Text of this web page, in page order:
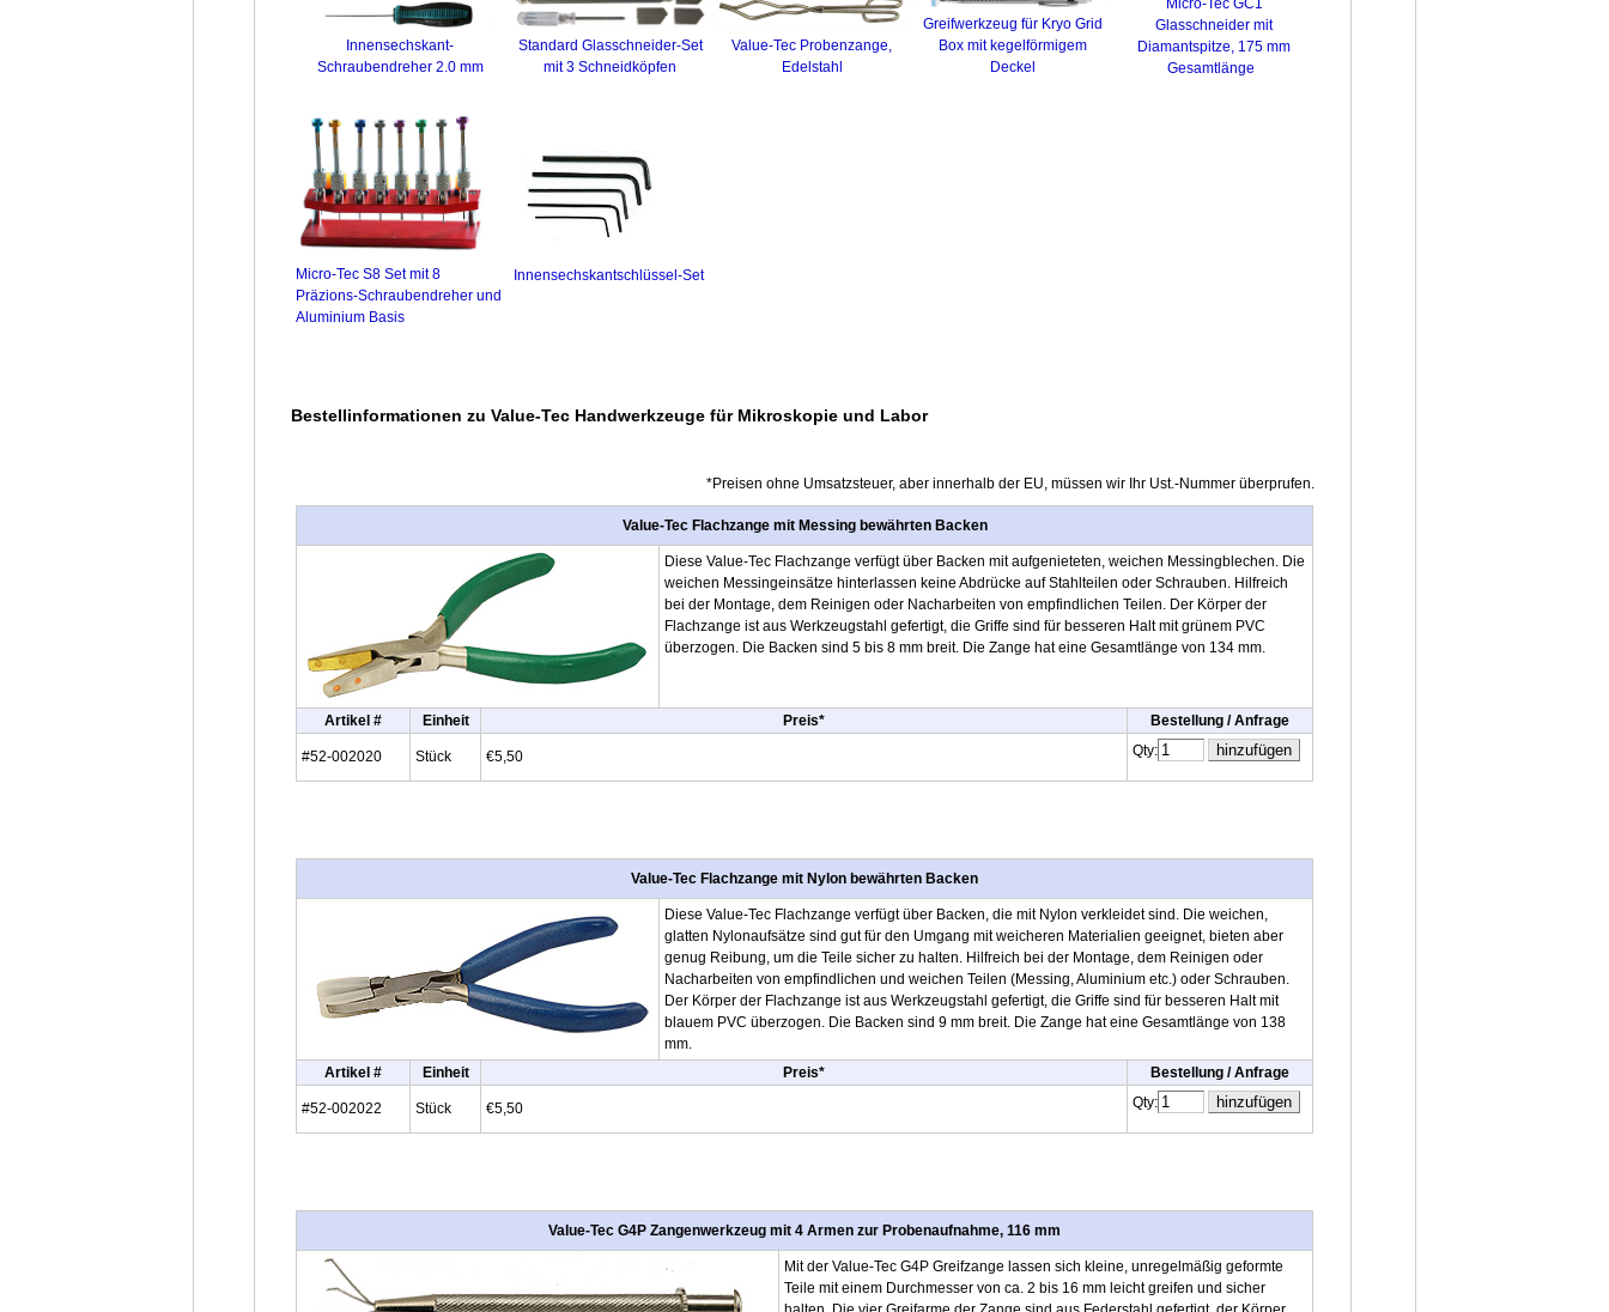
Innensechskant-
Schraubendreher 2.0 mm
Standard Glasschneider-Set
mit 3 Schneidköpfen
Value-Tec Probenzange,
Edelstahl
Greifwerkzeug für Kryo Grid
Box mit kegelförmigem
Deckel
Glasschneider mit
Diamantspitze, 175 mm
Gesamtlänge
Micro-Tec S8 Set mit 8
Präzions-Schraubendreher und
Aluminium Basis
Innensechskantschlüssel-Set
Bestellinformationen zu Value-Tec Handwerkzeuge für Mikroskopie und Labor
*Preisen ohne Umsatzsteuer, aber innerhalb der EU, müssen wir Ihr Ust.-Nummer überprufen.
Value-Tec Flachzange mit Messing bewährten Backen
Diese Value-Tec Flachzange verfügt über Backen mit aufgenieteten, weichen Messingblechen. Die
weichen Messingeinsätze hinterlassen keine Abdrücke auf Stahlteilen oder Schrauben. Hilfreich
bei der Montage, dem Reinigen oder Nacharbeiten von empfindlichen Teilen. Der Körper der
Flachzange ist aus Werkzeugstahl gefertigt, die Griffe sind für besseren Halt mit grünem PVC
überzogen. Die Backen sind 5 bis 8 mm breit. Die Zange hat eine Gesamtlänge von 134 mm.
Artikel # Einheit Preis* Bestellung / Anfrage
#52-002020 Stück €5,50 Qty:
Value-Tec Flachzange mit Nylon bewährten Backen
Diese Value-Tec Flachzange verfügt über Backen, die mit Nylon verkleidet sind. Die weichen,
glatten Nylonaufsätze sind gut für den Umgang mit weicheren Materialien geeignet, bieten aber
genug Reibung, um die Teile sicher zu halten. Hilfreich bei der Montage, dem Reinigen oder
Nacharbeiten von empfindlichen und weichen Teilen (Messing, Aluminium etc.) oder Schrauben.
Der Körper der Flachzange ist aus Werkzeugstahl gefertigt, die Griffe sind für besseren Halt mit
blauem PVC überzogen. Die Backen sind 9 mm breit. Die Zange hat eine Gesamtlänge von 138
mm.
Artikel #
Einheit Preis* Bestellung / Anfrage
#52-002022 Stück €5,50 Qty:
Value-Tec G4P Zangenwerkzeug mit 4 Armen zur Probenaufnahme, 116 mm
Mit der Value-Tec G4P Greifzange lassen sich kleine, unregelmäßig geformte
Teile mit einem Durchmesser von ca. 2 bis 16 mm leicht greifen und sicher